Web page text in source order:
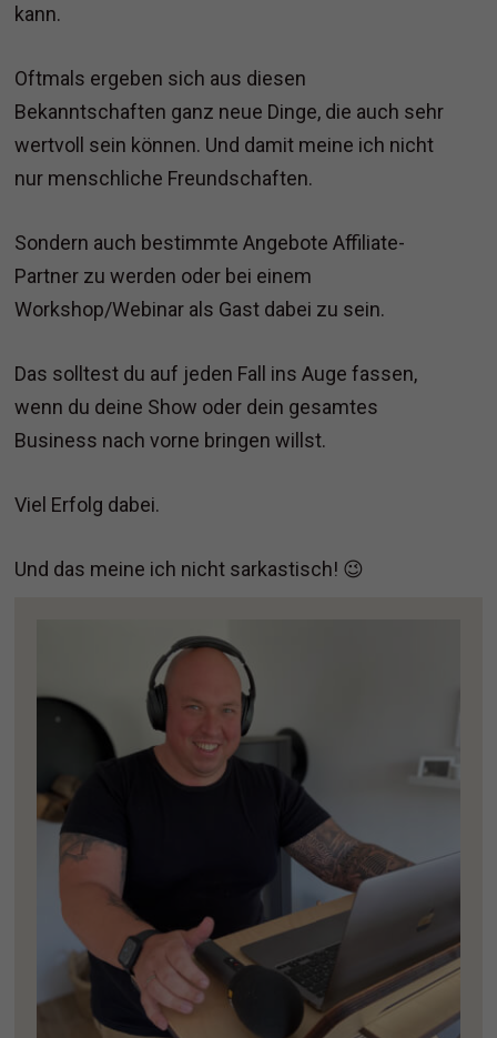
kann.
Oftmals ergeben sich aus diesen
Bekanntschaften ganz neue Dinge, die auch sehr
wertvoll sein können. Und damit meine ich nicht
nur menschliche Freundschaften.
Sondern auch bestimmte Angebote Affiliate-
Partner zu werden oder bei einem
Workshop/Webinar als Gast dabei zu sein.
Das solltest du auf jeden Fall ins Auge fassen,
wenn du deine Show oder dein gesamtes
Business nach vorne bringen willst.
Viel Erfolg dabei.
Und das meine ich nicht sarkastisch! 😉